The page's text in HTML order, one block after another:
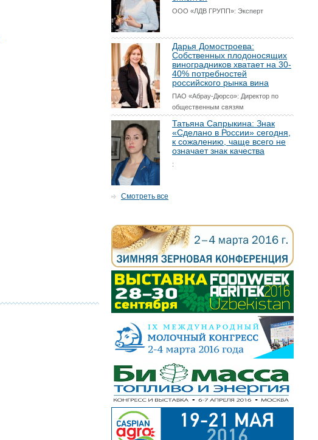
ООО «ЛДВ ГРУПП»: Эксперт
Дарья Домостроева:
Собственных плодоносящих
виноградников хватает на 30-
40% потребностей
российского рынка вина
ПАО «Абрау-Дюрсо»: Директор по
общественным связям
Татьяна Сапрыкина: Знак
«Сделано в России» сегодня,
к сожалению, чаще всего не
означает знак качества
:
Смотреть все